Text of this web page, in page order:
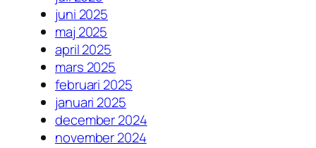
juni 2025
maj 2025
april 2025
mars 2025
februari 2025
januari 2025
december 2024
november 2024